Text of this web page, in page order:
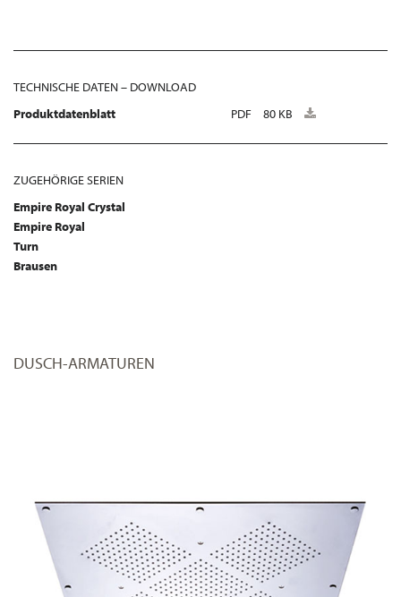
TECHNISCHE DATEN – DOWNLOAD
Produktdatenblatt
PDF 80 KB
ZUGEHÖRIGE SERIEN
Empire Royal Crystal
Empire Royal
Turn
Brausen
DUSCH-ARMATUREN